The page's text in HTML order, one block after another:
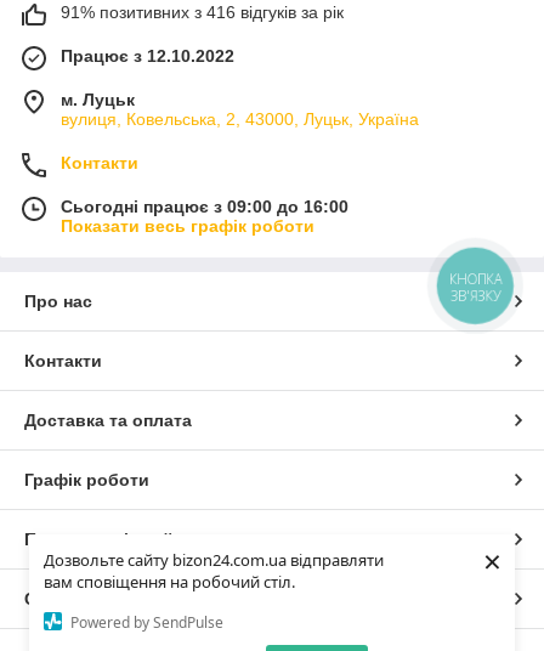
Дозвольте сайту bizon24.com.ua відправляти
вам сповіщення на робочий стіл.
Powered by SendPulse
×
91% позитивних з 416 відгуків за рік
Працює з 12.10.2022
м. Луцьк
вулиця, Ковельська, 2, 43000, Луцьк, Україна
Контакти
Сьогодні працює з 09:00 до 16:00
Показати весь графік роботи
Про нас
Контакти
Доставка та оплата
Графік роботи
Повна версія сайту
Сайт створено на маркетплейсі
КНОПКА
ЗВ'ЯЗКУ